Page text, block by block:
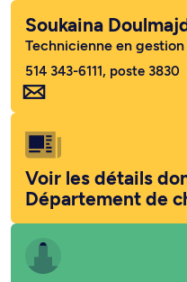
Soukaina
Technicienne en
514 343-6111, poste 3830
Voir les détails
Département de